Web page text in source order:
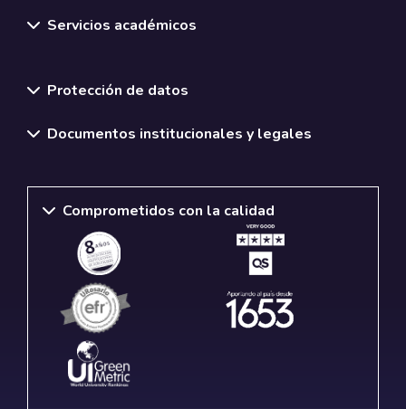
Servicios académicos
Protección de datos
Documentos institucionales y legales
Comprometidos con la calidad